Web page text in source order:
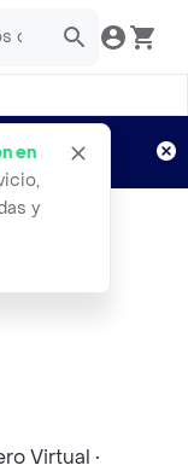
en
y
Aplican TyC
Virtual •